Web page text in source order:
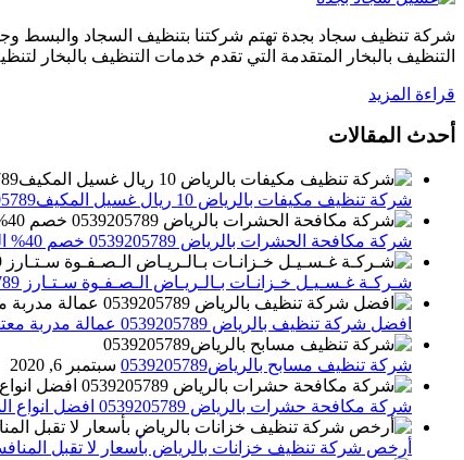
شركة تنظيف سجاد بجدة تهتم شركتنا بتنظيف السجاد والبسط
التنظيف بالبخار المتقدمة التي تقدم خدمات التنظيف بالبخار
قراءة المزيد
أحدث المقالات
شركة تنظيف مكيفات بالرياض 10 ريال غسيل المكيف0539205789 تنظيف الوحدات الداخلية والخارجية
شركة مكافحة الحشرات بالرياض 0539205789 خصم 40% الصفوة ستارز لاباده الحشرات والقوارض
شـركـة غـسـيـل خـزانـات بـالـريـاض الـصـفـوة سـتـارز 0539205789
افضل شركة تنظيف بالرياض 0539205789 عمالة مدربة معتمده الصفوة ستارز
شركة تنظيف مسابح بالرياض0539205789 سبتمبر 6, 2020
شركة مكافحة حشرات بالرياض 0539205789 افضل انواع المبيدات للقضاء علي الحشرات
أرخص شركة تنظيف خزانات بالرياض بأسعار لا تقبل